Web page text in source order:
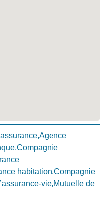
habitation,Compagnie
vie,Mutuelle de